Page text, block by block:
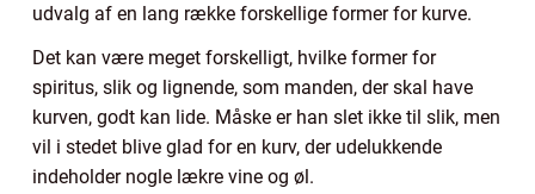
udvalg af en lang række forskellige former for kurve.
Det kan være meget forskelligt, hvilke former for
spiritus, slik og lignende, som manden, der skal have
kurven, godt kan lide. Måske er han slet ikke til slik, men
vil i stedet blive glad for en kurv, der udelukkende
indeholder nogle lækre vine og øl.